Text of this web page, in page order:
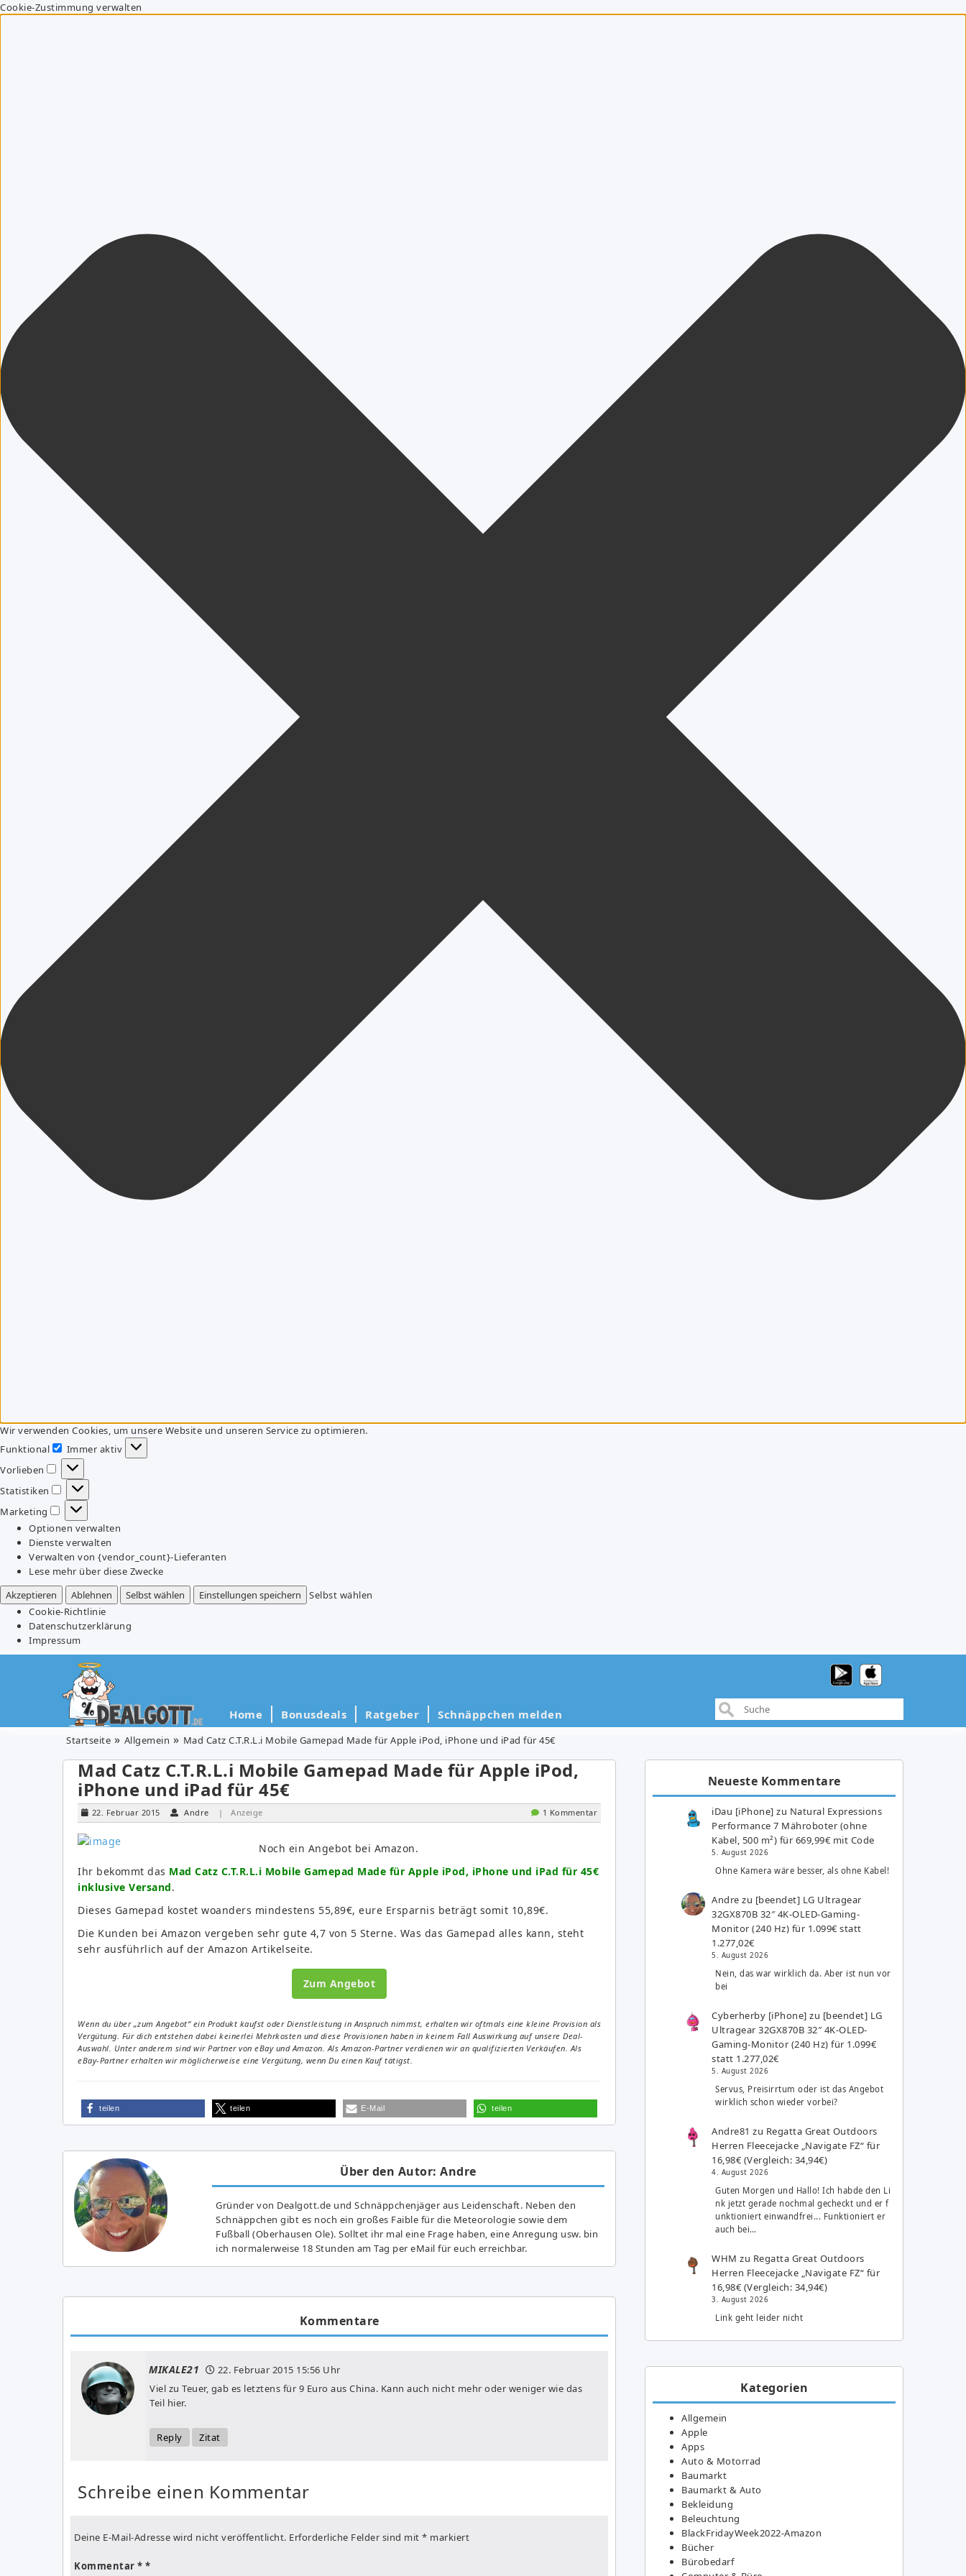
Cookie-Zustimmung verwalten
Wir verwenden Cookies, um unsere Website und unseren Service zu optimieren.
Funktional
Funktional
Immer aktiv
Vorlieben
Vorlieben
Statistiken
Statistiken
Marketing
Marketing
Optionen verwalten
Dienste verwalten
Verwalten von {vendor_count}-Lieferanten
Lese mehr über diese Zwecke
Akzeptieren
Ablehnen Selbst wählen Einstellungen speichern
Selbst wählen
Cookie-Richtlinie
Datenschutzerklärung
Impressum
Home Bonusdeals Ratgeber Schnäppchen melden
Startseite Allgemein Mad Catz C.T.R.L.i Mobile Gamepad Made für Apple iPod, iPhone und iPad für 45€
Mad Catz C.T.R.L.i Mobile Gamepad Made für Apple iPod,
iPhone und iPad für 45€
22. Februar 2015 Andre | Anzeige 1 Kommentar
Noch ein Angebot bei Amazon.
Ihr bekommt das Mad Catz C.T.R.L.i Mobile Gamepad Made für Apple iPod, iPhone und iPad für 45€
inklusive Versand.
Dieses Gamepad kostet woanders mindestens 55,89€, eure Ersparnis beträgt somit 10,89€.
Die Kunden bei Amazon vergeben sehr gute 4,7 von 5 Sterne. Was das Gamepad alles kann, steht
sehr ausführlich auf der Amazon Artikelseite.
Zum Angebot
Wenn du über „zum Angebot“ ein Produkt kaufst oder Dienstleistung in Anspruch nimmst, erhalten wir oftmals eine kleine Provision als
Vergütung. Für dich entstehen dabei keinerlei Mehrkosten und diese Provisionen haben in keinem Fall Auswirkung auf unsere Deal-
Auswahl. Unter anderem sind wir Partner von eBay und Amazon. Als Amazon-Partner verdienen wir an qualifizierten Verkäufen. Als
eBay-Partner erhalten wir möglicherweise eine Vergütung, wenn Du einen Kauf tätigst.
teilen teilen E-Mail teilen
Über den Autor: Andre
Gründer von Dealgott.de und Schnäppchenjäger aus Leidenschaft. Neben den
Schnäppchen gibt es noch ein großes Fai­ble für die Meteorologie sowie dem
Fußball (Oberhausen Ole). Solltet ihr mal eine Frage haben, eine Anregung usw. bin
ich normalerweise 18 Stunden am Tag per eMail für euch erreichbar.
Kommentare
MIKALE21 22. Februar 2015 15:56 Uhr
Viel zu Teuer, gab es letztens für 9 Euro aus China. Kann auch nicht mehr oder weniger wie das
Teil hier.
Reply Zitat
Schreibe einen Kommentar
Deine E-Mail-Adresse wird nicht veröffentlicht. Erforderliche Felder sind mit * markiert
Kommentar *
Neueste Kommentare
iDau [iPhone] zu Natural Expressions
Performance 7 Mähroboter (ohne
Kabel, 500 m²) für 669,99€ mit Code
5. August 2026
Ohne Kamera wäre besser, als ohne Kabel!
Andre zu [beendet] LG Ultragear
32GX870B 32″ 4K-OLED-Gaming-
Monitor (240 Hz) für 1.099€ statt
1.277,02€
5. August 2026
Nein, das war wirklich da. Aber ist nun vor
bei
Cyberherby [iPhone] zu [beendet] LG
Ultragear 32GX870B 32″ 4K-OLED-
Gaming-Monitor (240 Hz) für 1.099€
statt 1.277,02€
5. August 2026
Servus, Preisirrtum oder ist das Angebot
wirklich schon wieder vorbei?
Andre81 zu Regatta Great Outdoors
Herren Fleecejacke „Navigate FZ“ für
16,98€ (Vergleich: 34,94€)
4. August 2026
Guten Morgen und Hallo! Ich habde den Li
nk jetzt gerade nochmal gecheckt und er f
unktioniert einwandfrei... Funktioniert er
auch bei…
WHM zu Regatta Great Outdoors
Herren Fleecejacke „Navigate FZ“ für
16,98€ (Vergleich: 34,94€)
3. August 2026
Link geht leider nicht
Kategorien
Allgemein
Apple
Apps
Auto & Motorrad
Baumarkt
Baumarkt & Auto
Bekleidung
Beleuchtung
BlackFridayWeek2022-Amazon
Bücher
Bürobedarf